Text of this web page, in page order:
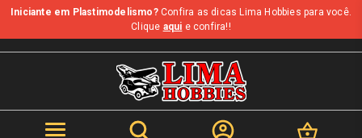
b
Iniciante em Plastimodelismo?Confira as dicas Lima Hobbies para você.
Clique aqui e confira!!